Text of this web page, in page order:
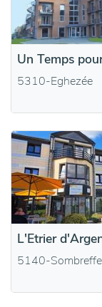
Un Temps
5310-Eghezée
L'Etrier
5140-Sombreffe